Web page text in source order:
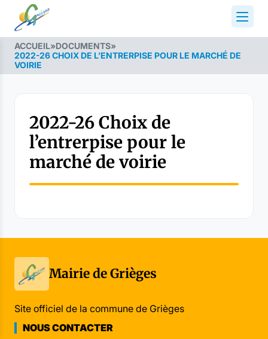
ACCUEIL»DOCUMENTS»
2022-26 CHOIX DE L’ENTRERPISE POUR LE MARCHÉ DE
VOIRIE
2022-26 Choix de
l’entrerpise pour le
marché de voirie
Mairie de Grièges
Site officiel de la commune de Grièges
NOUS CONTACTER